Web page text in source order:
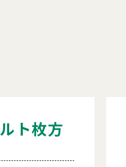
ト枚方